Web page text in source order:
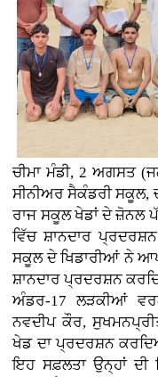
ਚੀਮਾ ਮੰਡੀ, 2 ਅਗਸਤ
ਸੀਨੀਅਰ ਸੈਕੰਡਰੀ ਸਕੂਲ,
ਰਾਜ ਸਕੂਲ ਖੇਡਾਂ ਦੇ ਜ਼ੋਨਲ
ਵਿੱਚ ਸ਼ਾਨਦਾਰ
ਸਕੂਲ ਦੇ ਖਿਡਾਰੀਆਂ ਨੇ
ਸ਼ਾਨਦਾਰ ਪ੍ਰਦਰਸ਼ਨ
ਅੰਡਰ-17 ਲੜਕੀਆਂ
ਨਵਦੀਪ ਕੌਰ,
ਖੇਡ ਦਾ ਪ੍ਰਦਰਸ਼ਨ
ਇਹ ਸਫ਼ਲਤਾ ਉਨ੍ਹਾਂ ਦੀ